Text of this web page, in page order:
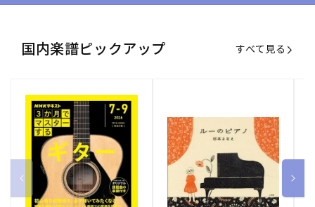
国内楽譜ピックアップ すべて見る